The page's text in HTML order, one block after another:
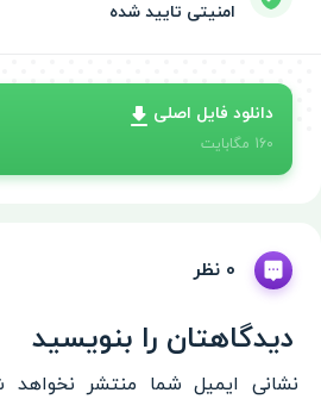
امنیتی تایید شده
دانلود فایل اصلی
160 مگابایت
0 نظر
دیدگاهتان را بنویسید
نشانی ایمیل شما منتشر نخواهد